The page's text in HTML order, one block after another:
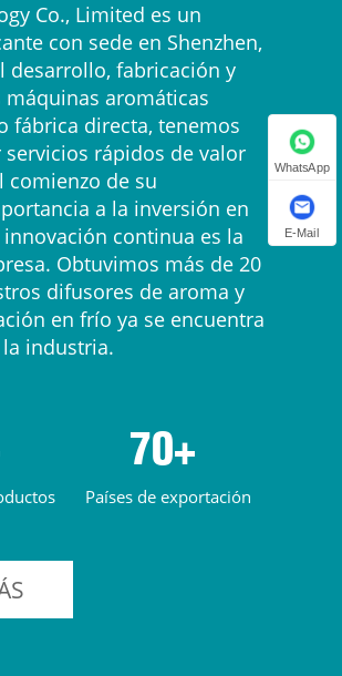
Co., Limited es un
con sede en Shenzhen,
desarrollo, fabricación y
aromáticas
fábrica directa, tenemos
rápidos de valor
comienzo de su
a la inversión en
continua es la
Obtuvimos más de 20
difusores de aroma y
en frío ya se encuentra
industria.
70+
Países de exportación
WhatsApp
E-Mail